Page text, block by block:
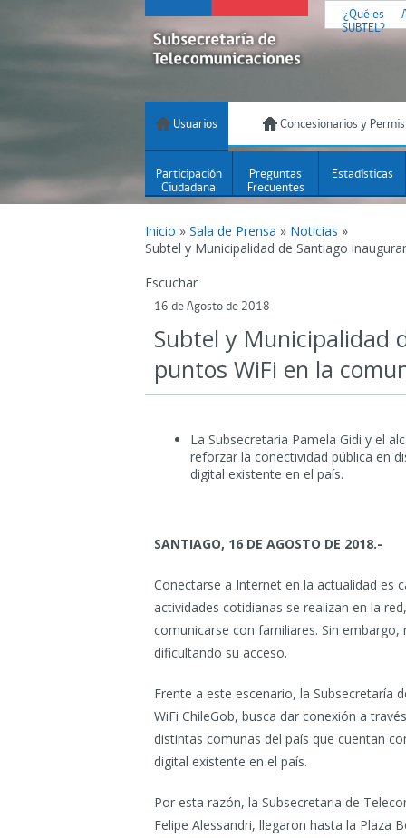
¿Qué es
SUBTEL?
Usuarios Concesionarios y
Participación
Ciudadana
Preguntas
Frecuentes
Estadísticas
Inicio » Sala de Prensa » Noticias »
Subtel y Municipalidad de Santiago
Escuchar
16 de Agosto de 2018
Subtel y Municipalidad
puntos WiFi en la
La Subsecretaria Pamela Gidi y el
reforzar la conectividad pública en
digital existente en el país.
SANTIAGO, 16 DE AGOSTO DE 2018.-
Conectarse a Internet en la actualidad es
actividades cotidianas se realizan en la
comunicarse con familiares. Sin
dificultando su acceso.
Frente a este escenario, la Subsecretaría
WiFi ChileGob, busca dar conexión a
distintas comunas del país que cuentan
digital existente en el país.
Por esta razón, la Subsecretaria de
Felipe Alessandri, llegaron hasta la Plaza